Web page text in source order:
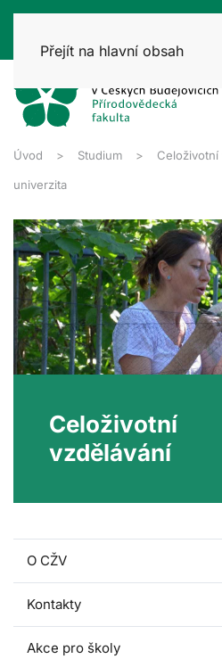
Přejít na hlavní obsah
Úvod Studium Celoživotní
univerzita
Celoživotní
vzdělávání
O CŽV
Kontakty
Akce pro školy